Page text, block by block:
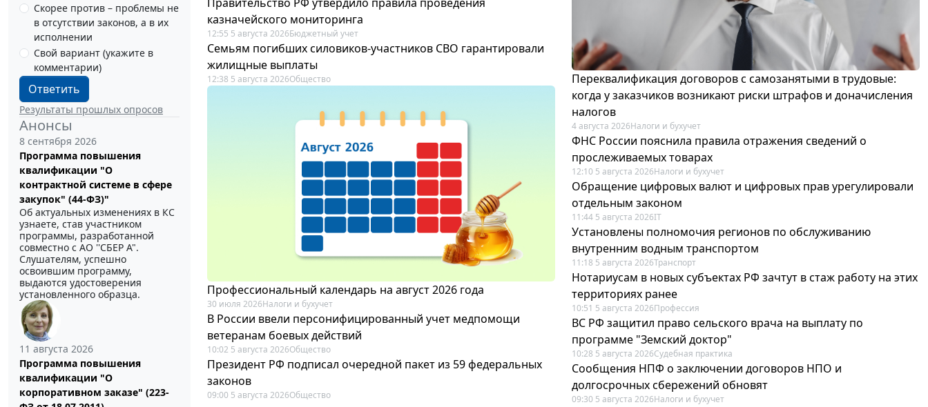
Скорее против – проблемы не
в отсутствии законов, а в их
исполнении
Свой вариант (укажите в
комментарии)
Ответить
Результаты прошлых опросов
Анонсы
8 сентября 2026
Программа повышения
квалификации "О
контрактной системе в сфере
закупок" (44-ФЗ)"
Об актуальных изменениях в КС
узнаете, став участником
программы, разработанной
совместно с АО ''СБЕР А".
Слушателям, успешно
освоившим программу,
выдаются удостоверения
установленного образца.
11 августа 2026
Программа повышения
квалификации "О
корпоративном заказе" (223-
Правительство РФ утвердило правила проведения
казначейского мониторинга
12:55 5 августа 2026Бюджетный учет
Семьям погибших силовиков-участников СВО гарантировали
жилищные выплаты
12:38 5 августа 2026Общество
Профессиональный календарь на август 2026 года
30 июля 2026Налоги и бухучет
В России ввели персонифицированный учет медпомощи
ветеранам боевых действий
10:02 5 августа 2026Общество
Президент РФ подписал очередной пакет из 59 федеральных
законов
09:00 5 августа 2026Общество
Переквалификация договоров с самозанятыми в трудовые:
когда у заказчиков возникают риски штрафов и доначисления
налогов
4 августа 2026Налоги и бухучет
ФНС России пояснила правила отражения сведений о
прослеживаемых товарах
12:10 5 августа 2026Налоги и бухучет
Обращение цифровых валют и цифровых прав урегулировали
отдельным законом
11:44 5 августа 2026IT
Установлены полномочия регионов по обслуживанию
внутренним водным транспортом
11:18 5 августа 2026Транспорт
Нотариусам в новых субъектах РФ зачтут в стаж работу на этих
территориях ранее
10:51 5 августа 2026Профессия
ВС РФ защитил право сельского врача на выплату по
программе "Земский доктор"
10:28 5 августа 2026Судебная практика
Сообщения НПФ о заключении договоров НПО и
долгосрочных сбережений обновят
09:30 5 августа 2026Налоги и бухучет